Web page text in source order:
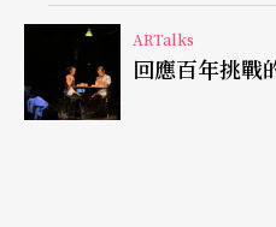
景，仿造瑞士風景明信片
靄雪景帶來精神的點睛、
由幾支掛衣架插在打上發
ARTalks
回應百年挑戰